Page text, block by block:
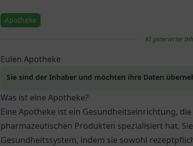
Apotheke
KI generierter
Eulen Apotheke
Sie sind der Inhaber und möchten ihre Daten
Was ist eine Apotheke?
Eine Apotheke ist ein Gesundheitseinrichtung,
pharmazeutischen Produkten spezialisiert hat.
Gesundheitssystem, indem sie sowohl